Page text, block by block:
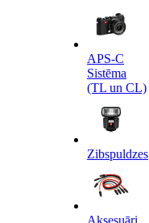
APS-C
Sistēma
(TL un CL)
Zibspuldzes
Aksesuāri